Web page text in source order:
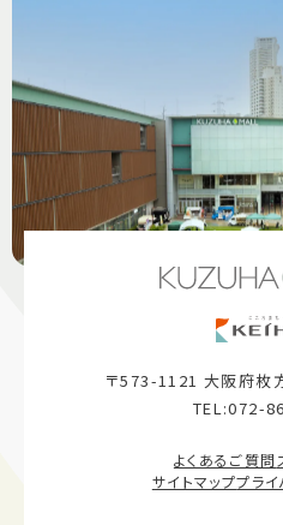
〒573-1121 大阪府枚
TEL:072-
よくあるご質問
サイトマッププラ